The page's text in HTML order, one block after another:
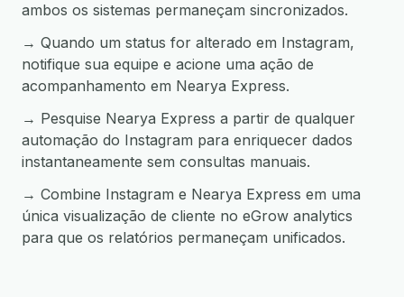
ambos os sistemas permaneçam sincronizados.
→ Quando um status for alterado em Instagram,
notifique sua equipe e acione uma ação de
acompanhamento em Nearya Express.
→ Pesquise Nearya Express a partir de qualquer
automação do Instagram para enriquecer dados
instantaneamente sem consultas manuais.
→ Combine Instagram e Nearya Express em uma
única visualização de cliente no eGrow analytics
para que os relatórios permaneçam unificados.